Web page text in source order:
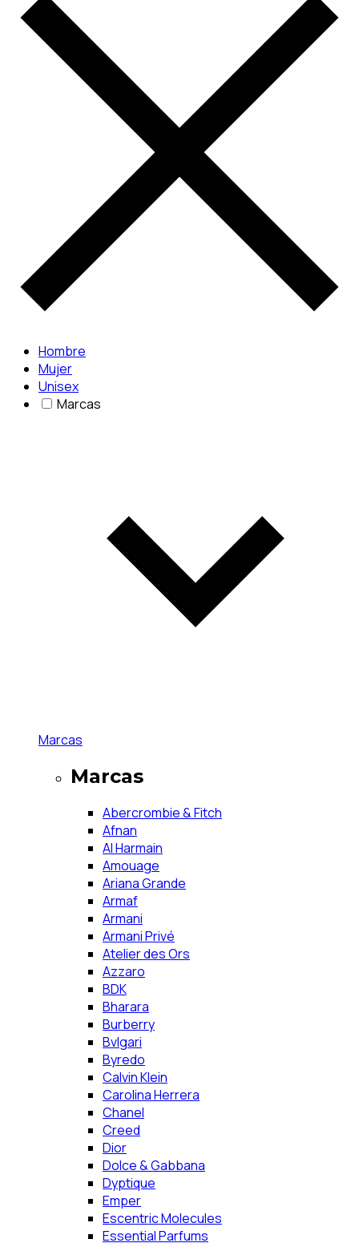
Hombre
Mujer
Unisex
Marcas
Marcas
Marcas
Abercrombie & Fitch
Afnan
Al Harmain
Amouage
Ariana Grande
Armaf
Armani
Armani Privé
Atelier des Ors
Azzaro
BDK
Bharara
Burberry
Bvlgari
Byredo
Calvin Klein
Carolina Herrera
Chanel
Creed
Dior
Dolce & Gabbana
Dyptique
Emper
Escentric Molecules
Essential Parfums